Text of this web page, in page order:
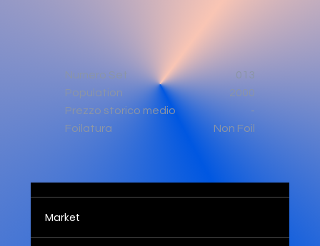
Numero Set
Population
Prezzo storico medio
Foilatura
013
2000
-
Non Foil
Market